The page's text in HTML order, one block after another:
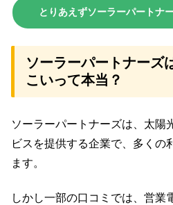
とりあえずソーラーパートナ
ソーラーパートナーズ
こいって本当？
ソーラーパートナーズは、太陽
ビスを提供する企業で、多くの
ます。
しかし一部の口コミでは、営業